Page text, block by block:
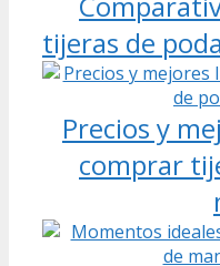
tijeras de
Precios y
comprar